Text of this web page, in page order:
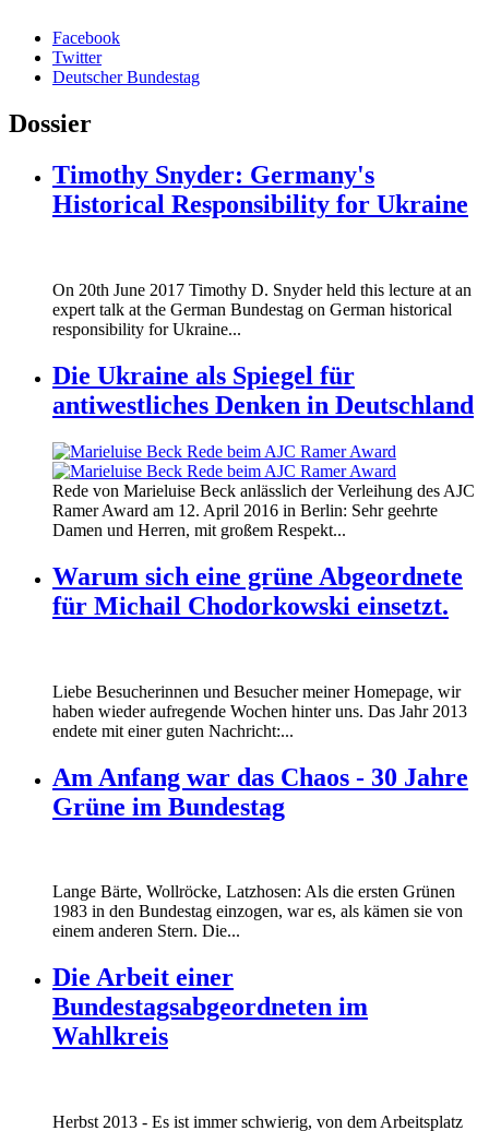
Facebook
Twitter
Deutscher Bundestag
Dossier
Timothy Snyder: Germany's
Historical Responsibility for Ukraine
On 20th June 2017 Timothy D. Snyder held this lecture at an
expert talk at the German Bundestag on German historical
responsibility for Ukraine...
Die Ukraine als Spiegel für
antiwestliches Denken in Deutschland
160412_ramer_award.jpg
160412_ramer_award.jpg
Rede von Marieluise Beck anlässlich der Verleihung des AJC
Ramer Award am 12. April 2016 in Berlin: Sehr geehrte
Damen und Herren, mit großem Respekt...
Warum sich eine grüne Abgeordnete
für Michail Chodorkowski einsetzt.
Liebe Besucherinnen und Besucher meiner Homepage, wir
haben wieder aufregende Wochen hinter uns. Das Jahr 2013
endete mit einer guten Nachricht:...
Am Anfang war das Chaos - 30 Jahre
Grüne im Bundestag
Lange Bärte, Wollröcke, Latzhosen: Als die ersten Grünen
1983 in den Bundestag einzogen, war es, als kämen sie von
einem anderen Stern. Die...
Die Arbeit einer
Bundestagsabgeordneten im
Wahlkreis
Marie_und_Wahlkreis.jpg
Herbst 2013 - Es ist immer schwierig, von dem Arbeitsplatz